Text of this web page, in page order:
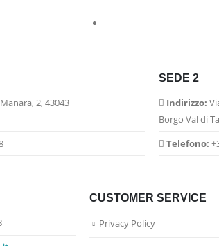
2, 43043
SEDE 2
Indirizzo:
Borgo Val di
Telefono:
CUSTOMER SERVICE
Privacy Policy